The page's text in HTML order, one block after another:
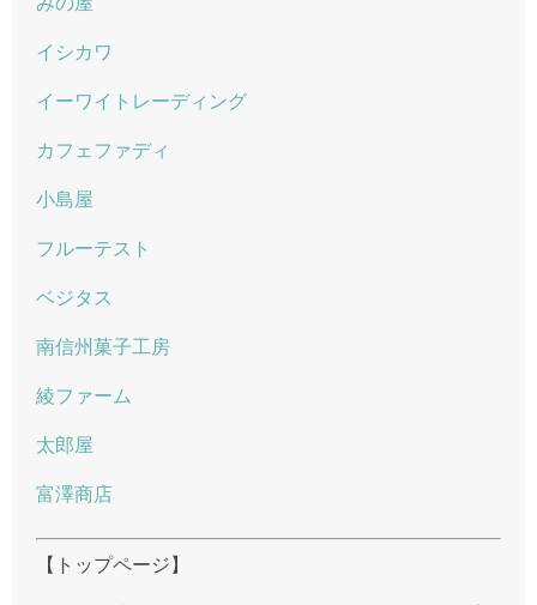
イシカワ
イーワイトレーディング
カフェファディ
小島屋
フルーテスト
ベジタス
南信州菓子工房
綾ファーム
太郎屋
富澤商店
【トップページ】